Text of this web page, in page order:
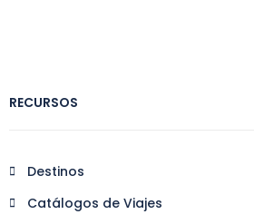
RECURSOS
Destinos
Catálogos de Viajes